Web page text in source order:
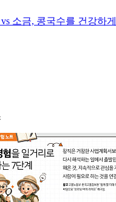
소금, 콩국수를 건강하